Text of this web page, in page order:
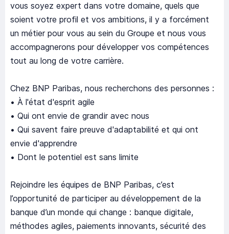
vous soyez expert dans votre domaine, quels que
soient votre profil et vos ambitions, il y a forcément
un métier pour vous au sein du Groupe et nous vous
accompagnerons pour développer vos compétences
tout au long de votre carrière.
Chez BNP Paribas, nous recherchons des personnes :
• À l'état d'esprit agile
• Qui ont envie de grandir avec nous
• Qui savent faire preuve d'adaptabilité et qui ont
envie d'apprendre
• Dont le potentiel est sans limite
Rejoindre les équipes de BNP Paribas, c’est
l’opportunité de participer au développement de la
banque d’un monde qui change : banque digitale,
méthodes agiles, paiements innovants, sécurité des